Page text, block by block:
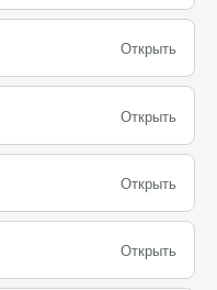
Открыть
Открыть
Открыть
Открыть